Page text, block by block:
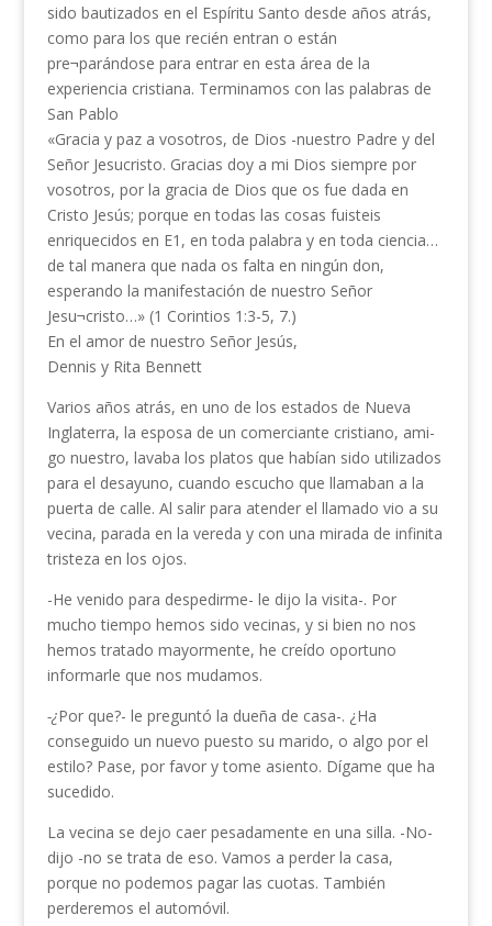
sido bautizados en el Espíritu Santo desde años atrás,
como para los que recién entran o están
pre¬parándose para entrar en esta área de la
experiencia cristiana. Terminamos con las palabras de
San Pablo
«Gracia y paz a vosotros, de Dios -nuestro Padre y del
Señor Jesucristo. Gracias doy a mi Dios siempre por
vosotros, por la gracia de Dios que os fue dada en
Cristo Jesús; porque en todas las cosas fuisteis
enriquecidos en E1, en toda palabra y en toda ciencia…
de tal manera que nada os falta en ningún don,
esperando la manifestación de nuestro Señor
Jesu¬cristo…» (1 Corintios 1:3-5, 7.)
En el amor de nuestro Señor Jesús,
Dennis y Rita Bennett
Varios años atrás, en uno de los estados de Nueva
Inglaterra, la esposa de un comerciante cristiano, ami­
go nuestro, lavaba los platos que habían sido utilizados
para el desayuno, cuando escucho que llamaban a la
puerta de calle. Al salir para atender el llamado vio a su
vecina, parada en la vereda y con una mirada de infinita
tristeza en los ojos.
-He venido para despedirme- le dijo la visita-. Por
mucho tiempo hemos sido vecinas, y si bien no nos
hemos tratado mayormente, he creído oportuno
informarle que nos mudamos.
-¿Por que?- le preguntó la dueña de casa-. ¿Ha
conseguido un nuevo puesto su marido, o algo por el
estilo? Pase, por favor y tome asiento. Dígame que ha
sucedido.
La vecina se dejo caer pesadamente en una silla. -No-
dijo -no se trata de eso. Vamos a perder la casa,
porque no podemos pagar las cuotas. También
perderemos el automóvil.